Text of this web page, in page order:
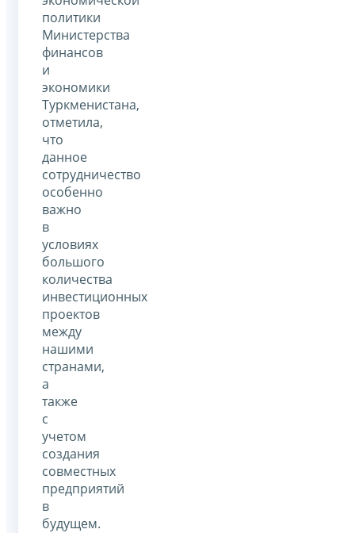
политики
Министерства
финансов
и
экономики
Туркменистана,
отметила,
что
данное
сотрудничество
особенно
важно
в
условиях
большого
количества
инвестиционных
проектов
между
нашими
странами,
а
также
с
учетом
создания
совместных
предприятий
в
будущем.